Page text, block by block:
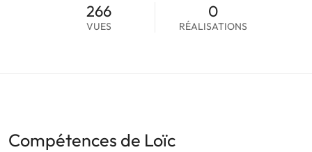
266
VUES
0
RÉALISATIONS
Compétences de Loïc